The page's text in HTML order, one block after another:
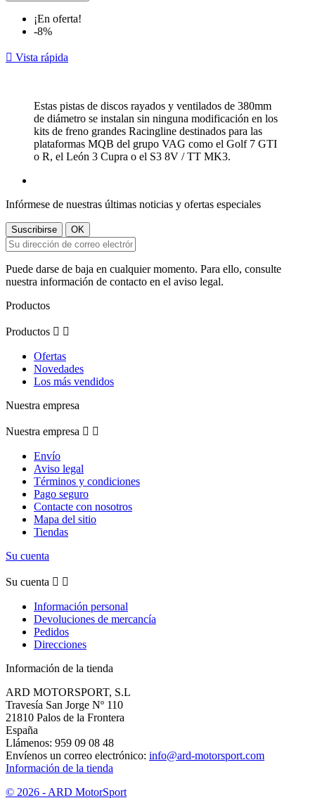
¡En oferta!
-8%
 Vista rápida
Estas pistas de discos rayados y ventilados de 380mm
de diámetro se instalan sin ninguna modificación en los
kits de freno grandes Racingline destinados para las
plataformas MQB del grupo VAG como el Golf 7 GTI
o R, el León 3 Cupra o el S3 8V / TT MK3.
Infórmese de nuestras últimas noticias y ofertas especiales
Puede darse de baja en cualquier momento. Para ello, consulte
nuestra información de contacto en el aviso legal.
Productos
Productos  
Ofertas
Novedades
Los más vendidos
Nuestra empresa
Nuestra empresa  
Envío
Aviso legal
Términos y condiciones
Pago seguro
Contacte con nosotros
Mapa del sitio
Tiendas
Su cuenta
Su cuenta  
Información personal
Devoluciones de mercancía
Pedidos
Direcciones
Información de la tienda
ARD MOTORSPORT, S.L
Travesía San Jorge Nº 110
21810 Palos de la Frontera
España
Llámenos: 959 09 08 48
Envíenos un correo electrónico: info@ard-motorsport.com
Información de la tienda
© 2026 - ARD MotorSport